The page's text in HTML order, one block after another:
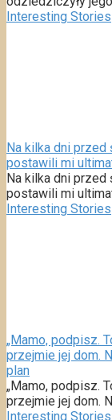
Interesting Stories
Na kilka dni przed
postawili mi
Na kilka dni przed
postawili mi
Interesting Stories
„Mamo, podpisz.
przejmie jej dom.
plan
„Mamo, podpisz.
przejmie jej dom.
Interesting Stories